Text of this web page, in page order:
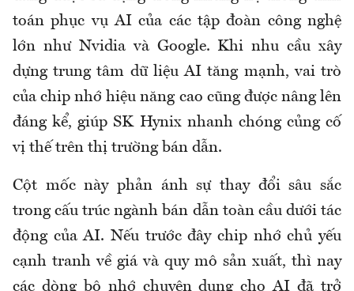
toán phục vụ AI của các tập đoàn công nghệ
lớn như Nvidia và Google. Khi nhu cầu xây
dựng trung tâm dữ liệu AI tăng mạnh, vai trò
của chip nhớ hiệu năng cao cũng được nâng lên
đáng kể, giúp SK Hynix nhanh chóng củng cố
vị thế trên thị trường bán dẫn.
Cột mốc này phản ánh sự thay đổi sâu sắc
trong cấu trúc ngành bán dẫn toàn cầu dưới tác
động của AI. Nếu trước đây chip nhớ chủ yếu
cạnh tranh về giá và quy mô sản xuất, thì nay
các dòng bộ nhớ chuyên dụng cho AI đã trở